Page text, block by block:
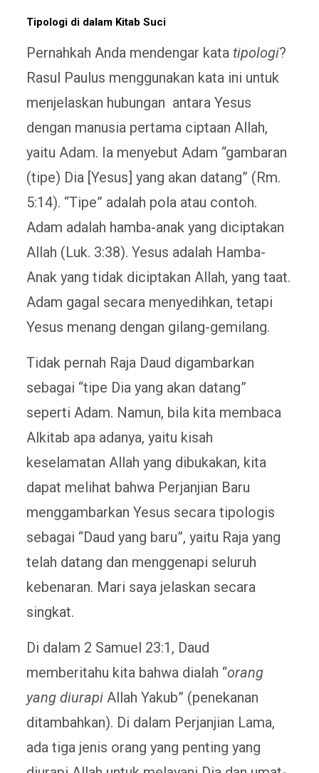
Tipologi di dalam Kitab Suci
Pernahkah Anda mendengar kata tipologi?
Rasul Paulus menggunakan kata ini untuk
menjelaskan hubungan antara Yesus
dengan manusia pertama ciptaan Allah,
yaitu Adam. Ia menyebut Adam “gambaran
(tipe) Dia [Yesus] yang akan datang” (Rm.
5:14). “Tipe” adalah pola atau contoh.
Adam adalah hamba-anak yang diciptakan
Allah (Luk. 3:38). Yesus adalah Hamba-
Anak yang tidak diciptakan Allah, yang taat.
Adam gagal secara menyedihkan, tetapi
Yesus menang dengan gilang-gemilang.
Tidak pernah Raja Daud digambarkan
sebagai “tipe Dia yang akan datang”
seperti Adam. Namun, bila kita membaca
Alkitab apa adanya, yaitu kisah
keselamatan Allah yang dibukakan, kita
dapat melihat bahwa Perjanjian Baru
menggambarkan Yesus secara tipologis
sebagai “Daud yang baru”, yaitu Raja yang
telah datang dan menggenapi seluruh
kebenaran. Mari saya jelaskan secara
singkat.
Di dalam 2 Samuel 23:1, Daud
memberitahu kita bahwa dialah “orang
yang diurapiAllah Yakub” (penekanan
ditambahkan). Di dalam Perjanjian Lama,
ada tiga jenis orang yang penting yang